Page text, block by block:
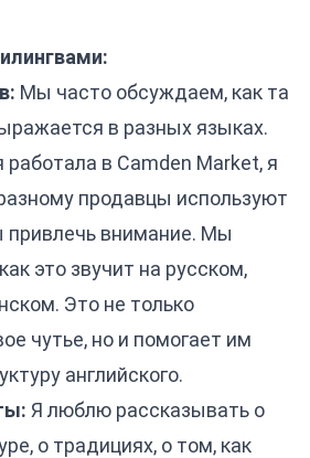
Мы часто обсуждаем, как та
в разных языках.
работала в Camden Market, я
продавцы используют
привлечь внимание. Мы
это звучит на русском,
Это не только
чутье, но и помогает им
английского.
Я люблю рассказывать о
о традициях, о том, как